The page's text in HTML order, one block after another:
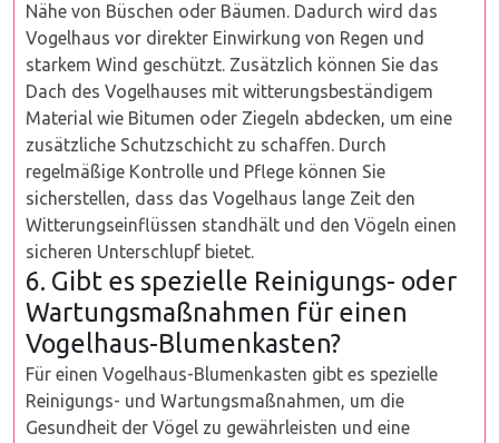
Nähe von Büschen oder Bäumen. Dadurch wird das
Vogelhaus vor direkter Einwirkung von Regen und
starkem Wind geschützt. Zusätzlich können Sie das
Dach des Vogelhauses mit witterungsbeständigem
Material wie Bitumen oder Ziegeln abdecken, um eine
zusätzliche Schutzschicht zu schaffen. Durch
regelmäßige Kontrolle und Pflege können Sie
sicherstellen, dass das Vogelhaus lange Zeit den
Witterungseinflüssen standhält und den Vögeln einen
sicheren Unterschlupf bietet.
6. Gibt es spezielle Reinigungs- oder
Wartungsmaßnahmen für einen
Vogelhaus-Blumenkasten?
Für einen Vogelhaus-Blumenkasten gibt es spezielle
Reinigungs- und Wartungsmaßnahmen, um die
Gesundheit der Vögel zu gewährleisten und eine